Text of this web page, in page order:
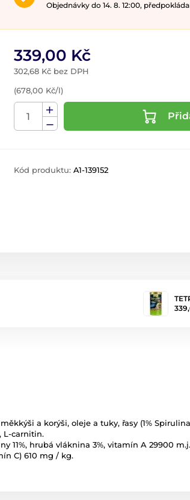
Objednávky do 14. 8. 12:00,
339,00 Kč
302,68 Kč bez DPH
(678,00 Kč/l)
Kód produktu: A1-139152
a korýši, oleje a tuky, řasy (1%
L-carnitin.
11%, hrubá vláknina 3%, vitamín A 29900
C) 610 mg / kg.